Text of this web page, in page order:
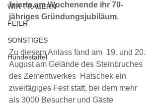
WIR TRAUERN
FEIER
SONSTIGES
Hundestaffel
feierte am Wochenende ihr 70-
jähriges Gründungsjubiläum.
Zu diesem Anlass fand am  19. und 20.
August am Gelände des Steinbruches
des Zementwerkes  Hatschek ein
zweitägiges Fest statt, bei dem mehr
als 3000 Besucher und Gäste